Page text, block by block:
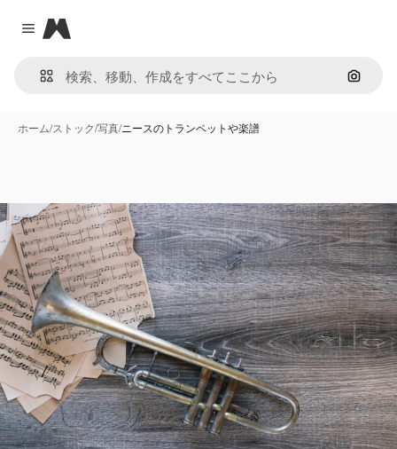
Close menu
Magnific
画像で
ホーム/ストック/写真/ニースのトランペットや楽譜